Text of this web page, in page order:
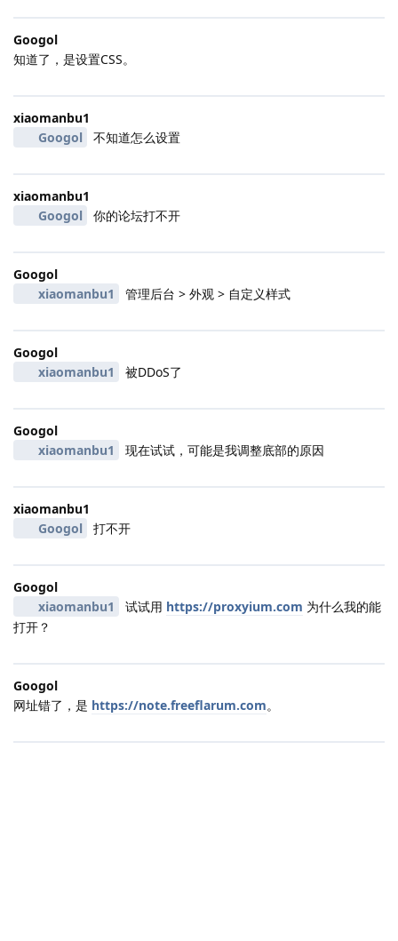
Googol
知道了，是设置CSS。
xiaomanbu1
Googol
不知道怎么设置
xiaomanbu1
Googol
你的论坛打不开
Googol
xiaomanbu1
管理后台 > 外观 > 自定义样式
Googol
xiaomanbu1
被DDoS了
Googol
xiaomanbu1
现在试试，可能是我调整底部的原因
xiaomanbu1
Googol
打不开
Googol
xiaomanbu1
试试用 https://proxyium.com 为什么我的能
打开？
Googol
网址错了，是 https://note.freeflarum.com。